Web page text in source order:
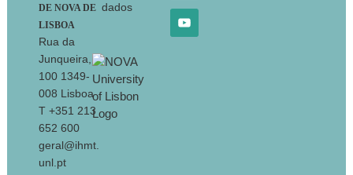
DE NOVA DE
LISBOA
Rua da
Junqueira,
100 1349-
008 Lisboa
T +351 213
652 600
geral@ihmt.
unl.pt
dados